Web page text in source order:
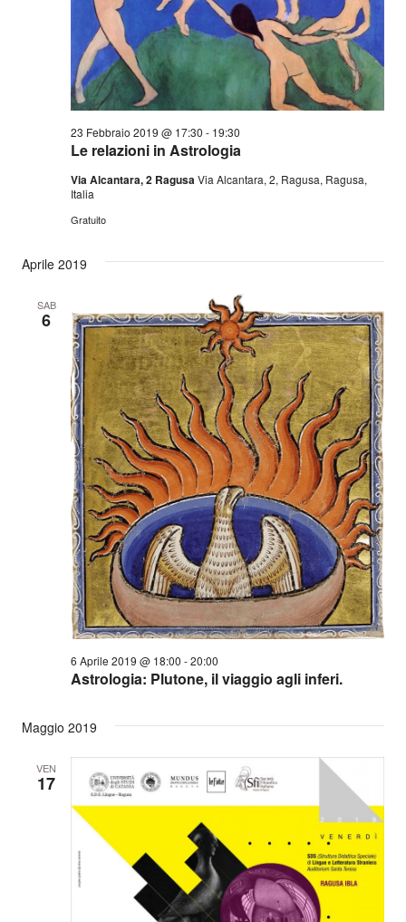
Le relazioni in Astrologia
23 Febbraio 2019 @ 17:30 - 19:30
Via Alcantara, 2 RagusaVia Alcantara, 2, Ragusa, Ragusa,
Italia
Gratuito
Aprile 2019
SAB
6
Astrologia: Plutone, il viaggio agli inferi.
6 Aprile 2019 @ 18:00 -20:00
Maggio 2019
VEN
17